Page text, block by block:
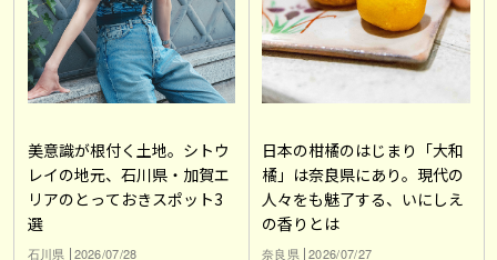
美意識が根付く土地。シトウ
レイの地元、石川県・加賀エ
リアのとっておきスポット3
選
石川県 2026/07/28
日本の柑橘のはじまり「大和
橘」は奈良県にあり。現代の
人々をも魅了する、いにしえ
の香りとは
奈良県 2026/07/27